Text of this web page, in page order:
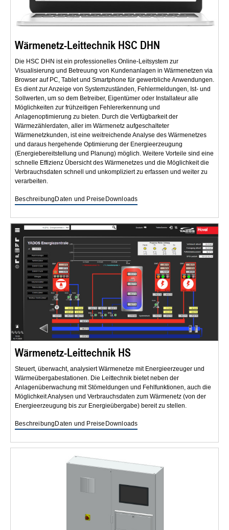
Wärmenetz-Leittechnik HSC DHN
Die HSC DHN ist ein professionelles Online-Leitsystem zur
Visualisierung und Betreuung von Kundenanlagen in Wärmenetzen via
Browser auf PC, Tablet und Smartphone für gewerbliche Anwendungen.
Es dient zur Anzeige von Systemzuständen, Fehlermeldungen, Ist- und
Sollwerten, um so dem Betreiber, Eigentümer oder Installateur alle
Möglichkeiten zur frühzeitigen Fehlererkennung und
Anlagenoptimierung zu bieten. Durch die Verfügbarkeit der
Wärmezählerdaten, aller im Wärmenetz aufgeschalteter
Wärmenetzkunden, ist eine weitreichende Analyse des Wärmenetzes
und daraus hergehende Optimierung der Energieerzeugung
(Energiebereitstellung und Planung) möglich. Weitere Vorteile sind eine
schnelle Effizienz Übersicht des Wärmenetzes und die Möglichkeit die
Verbrauchsdaten schnell und unkompliziert zu erfassen und weiter zu
verarbeiten.
Beschreibung Daten und Preise Downloads
Wärmenetz-Leittechnik HS
Steuert, überwacht, analysiert Wärmenetze mit Energieerzeuger und
Wärmeübergabestationen. Die Leittechnik bietet neben der
Anlagenüberwachung mit Stömeldungen und Fehlfunktionen, auch die
Möglichkeit Analysen und Verbrauchsdaten zum Wärmenetz (von der
Energieerzeugung bis zur Energieübergabe) bereit zu stellen.
BeschreibungDaten und Preise Downloads